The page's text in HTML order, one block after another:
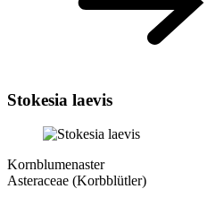
Stokesia laevis
Kornblumenaster
Asteraceae (Korbblütler)